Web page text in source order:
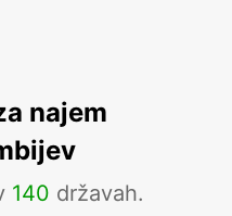
najem
140 državah.